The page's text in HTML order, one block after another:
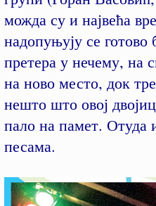
можда су и највећа
надопуњују се готово
претера у нечему, на
на ново место, док
нешто што овој
пало на памет. Отуда
песама.